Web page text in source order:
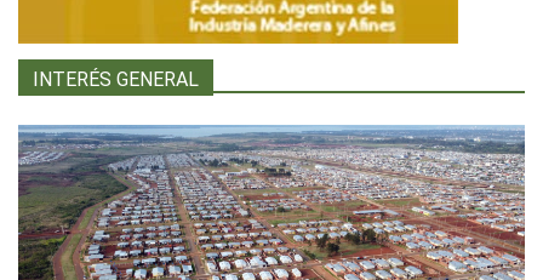
INTERÉS GENERAL